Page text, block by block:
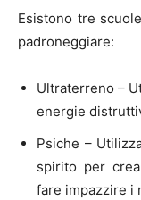
Esistono tre
padroneggiare:
Ultraterreno –
energie
Psiche –
spirito per
fare impazzire i